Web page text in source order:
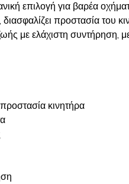
επιλογή για βαρέα
προστασία του
με ελάχιστη συντήρηση,
κινητήρα